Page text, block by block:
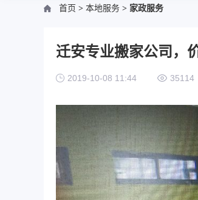
首页 > 本地服务 > 家政服务
迁安专业搬家公司，
2019-10-08 11:44 35114